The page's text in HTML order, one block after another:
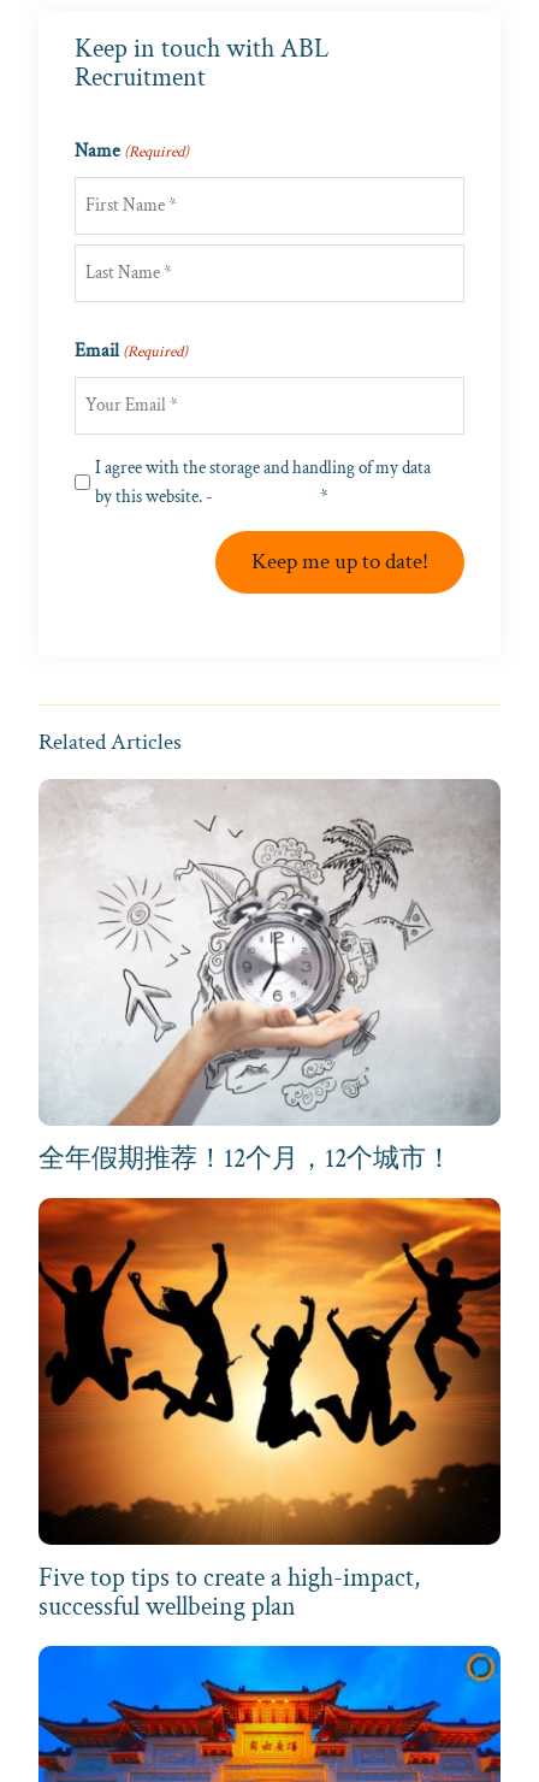
Keep in touch with ABL
Recruitment
Name (Required)
First
Email (Required)
Privacy
(Required)
I agree with the storage and handling of my data
by this website. -
*
Keep me up to date!
Related Articles
全年假期推荐！12个月，12个城市！
Five top tips to create a high-impact,
successful wellbeing plan